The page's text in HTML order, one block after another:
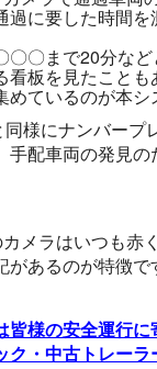
過に要した時間
〇まで20分など
看板を見たこと
ているのが本シ
様にナンバープ
手配車両の発見の
メラはいつも赤
あるのが特徴で
皆様の安全運行
ク・中古トレー